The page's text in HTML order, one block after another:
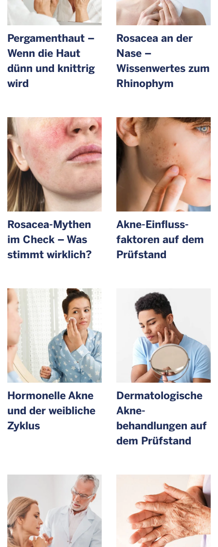
Pergament­haut –
Wenn die Haut
dünn und knittrig
wird
Rosacea an der
Nase –
Wissenwertes zum
Rhinophym
Rosacea-Mythen
im Check – Was
stimmt wirklich?
Akne-Einfluss­
faktoren auf dem
Prüfstand
Hormonelle Akne
und der weibliche
Zyklus
Dermato­logische
Akne­
behandlungen auf
dem Prüfstand